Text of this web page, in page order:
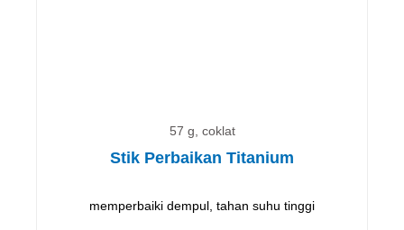
57 g, coklat
Stik Perbaikan Titanium
memperbaiki dempul, tahan suhu tinggi